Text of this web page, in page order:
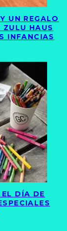
UN REGALO
ZULU HAUS
INFANCIAS
EL DÍA DE